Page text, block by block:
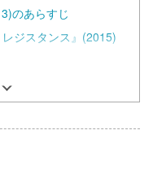
のあらすじ
ジスタンス』(2015)